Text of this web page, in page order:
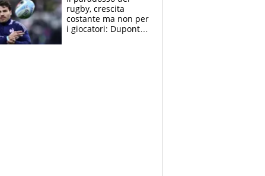
rugby, crescita
costante ma non per
i giocatori: Dupont